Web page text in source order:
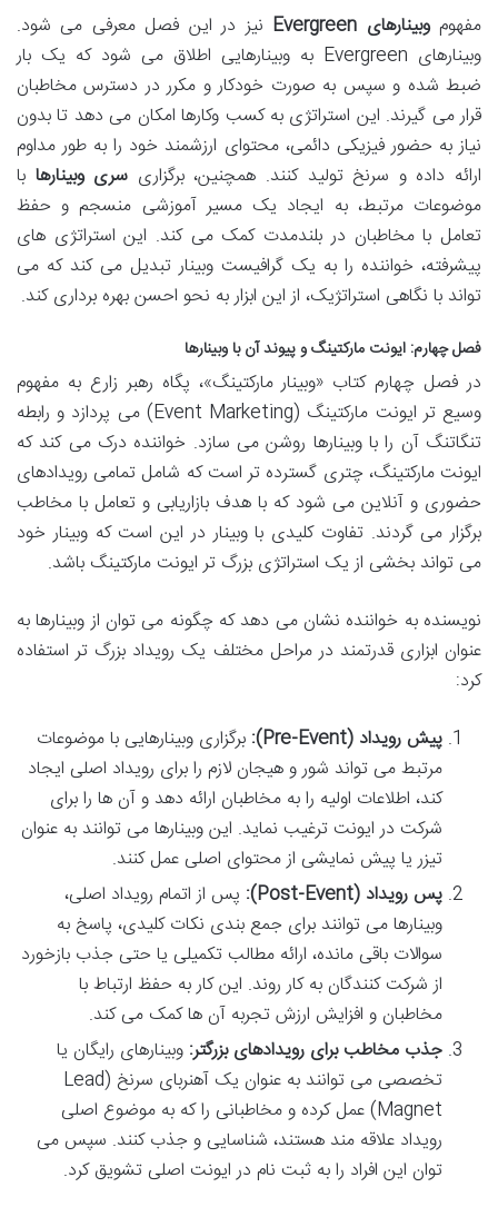
مفهوموبینارهای Evergreen
نیز در این فصل معرفی می شود.
وبینارهای Evergreen به وبینارهایی اطلاق می شود که یک بار
ضبط شده و سپس به صورت خودکار و مکرر در دسترس مخاطبان
قرار می گیرند. این استراتژی به کسب وکارها امکان می دهد تا بدون
نیاز به حضور فیزیکی دائمی، محتوای ارزشمند خود را به طور مداوم
ارائه داده و سرنخ تولید کنند. همچنین، برگزاری سری وبینارها با
موضوعات مرتبط، به ایجاد یک مسیر آموزشی منسجم و حفظ
تعامل با مخاطبان در بلندمدت کمک می کند. این استراتژی های
پیشرفته، خواننده را به یک گرافیست وبینار تبدیل می کند که می
تواند با نگاهی استراتژیک، از این ابزار به نحو احسن بهره برداری کند.
فصل چهارم: ایونت مارکتینگ و پیوند آن با وبینارها
در فصل چهارم کتاب «وبینار مارکتینگ»، پگاه رهبر زارع به مفهوم
وسیع تر ایونت مارکتینگ (Event Marketing) می پردازد و رابطه
تنگاتنگ آن را با وبینارها روشن می سازد. خواننده درک می کند که
ایونت مارکتینگ، چتری گسترده تر است که شامل تمامی رویدادهای
حضوری و آنلاین می شود که با هدف بازاریابی و تعامل با مخاطب
برگزار می گردند. تفاوت کلیدی با وبینار در این است که وبینار خود
می تواند بخشی از یک استراتژی بزرگ تر ایونت مارکتینگ باشد.
نویسنده به خواننده نشان می دهد که چگونه می توان از وبینارها به
عنوان ابزاری قدرتمند در مراحل مختلف یک رویداد بزرگ تر استفاده
کرد:
پیش رویداد (Pre-Event):
برگزاری وبینارهایی با موضوعات
مرتبط می تواند شور و هیجان لازم را برای رویداد اصلی ایجاد
کند، اطلاعات اولیه را به مخاطبان ارائه دهد و آن ها را برای
شرکت در ایونت ترغیب نماید. این وبینارها می توانند به عنوان
تیزر یا پیش نمایشی از محتوای اصلی عمل کنند.
پس رویداد (Post-Event):
پس از اتمام رویداد اصلی،
وبینارها می توانند برای جمع بندی نکات کلیدی، پاسخ به
سوالات باقی مانده، ارائه مطالب تکمیلی یا حتی جذب بازخورد
از شرکت کنندگان به کار روند. این کار به حفظ ارتباط با
مخاطبان و افزایش ارزش تجربه آن ها کمک می کند.
جذب مخاطب برای رویدادهای بزرگتر: وبینارهای رایگان یا
تخصصی می توانند به عنوان یک آهنربای سرنخ (Lead
Magnet) عمل کرده و مخاطبانی را که به موضوع اصلی
رویداد علاقه مند هستند، شناسایی و جذب کنند. سپس می
توان این افراد را به ثبت نام در ایونت اصلی تشویق کرد.